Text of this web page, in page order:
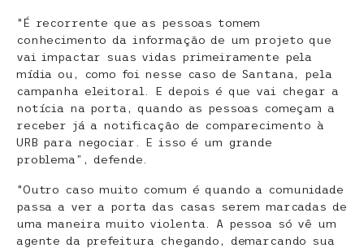
“É recorrente que as pessoas tomem
conhecimento da informação de um projeto que
vai impactar suas vidas primeiramente pela
mídia ou, como foi nesse caso de Santana, pela
campanha eleitoral. E depois é que vai chegar a
notícia na porta, quando as pessoas começam a
receber já a notificação de comparecimento à
URB para negociar. E isso é um grande
problema”, defende.
“Outro caso muito comum é quando a comunidade
passa a ver a porta das casas serem marcadas de
uma maneira muito violenta. A pessoa só vê um
agente da prefeitura chegando, demarcando sua